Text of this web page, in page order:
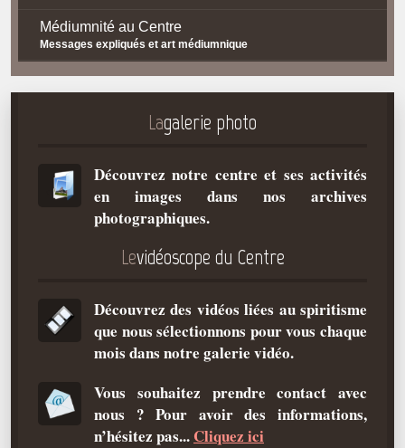
Médiumnité au Centre
Messages expliqués et art médiumnique
Contact / Accès
Plan d'accès
La doctrine Spirite
Qu'est-ce que c'est ?
Les bases du spiritisme
La doctrine d'Allan Kardec
But des manifestations spirites
Médiums
Lagalerie photo
Découvrez notre centre et ses activités
en images dans nos archives
photographiques.
Levidéoscope du Centre
Découvrez des vidéos liées au spiritisme
que nous sélectionnons pour vous chaque
mois dans notre galerie vidéo.
Vous souhaitez prendre contact avec
nous ? Pour avoir des informations,
n’hésitez pas... Cliquez ici